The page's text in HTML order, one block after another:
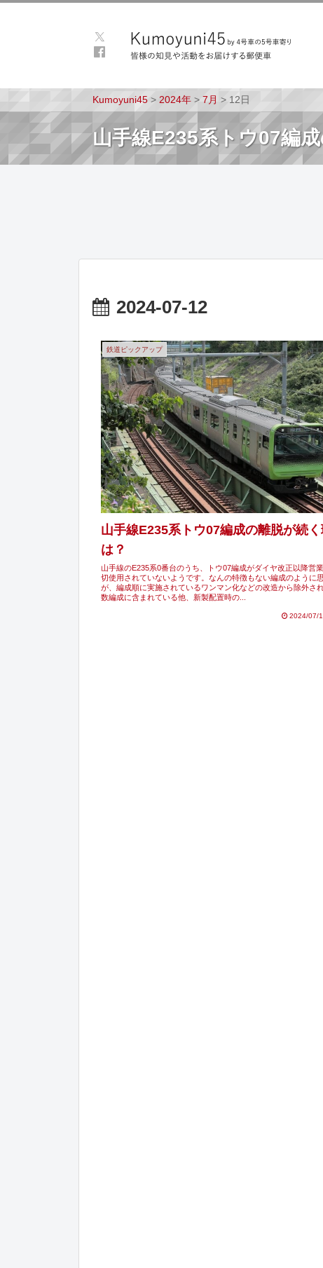
Kumoyuni45 > 2024年 > 7月 > 12日
山手線E235系トウ07編
2024-07-12
鉄道ピックアップ
山手線E235系トウ07編成の離脱が続く
は？
山手線のE235系0番台のうち、トウ07編成がダイヤ改正以降営
切使用されていないようです。なんの特徴もない編成のように
が、編成順に実施されているワンマン化などの改造から除外さ
数編成に含まれている他、新製配置時の...
2024/07/